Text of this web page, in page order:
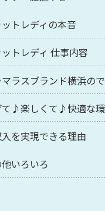
トレディの本音
トレディ 仕事内容
ラスブランド横浜の
♪楽しくて♪快適な環
を実現できる理由
いろいろ